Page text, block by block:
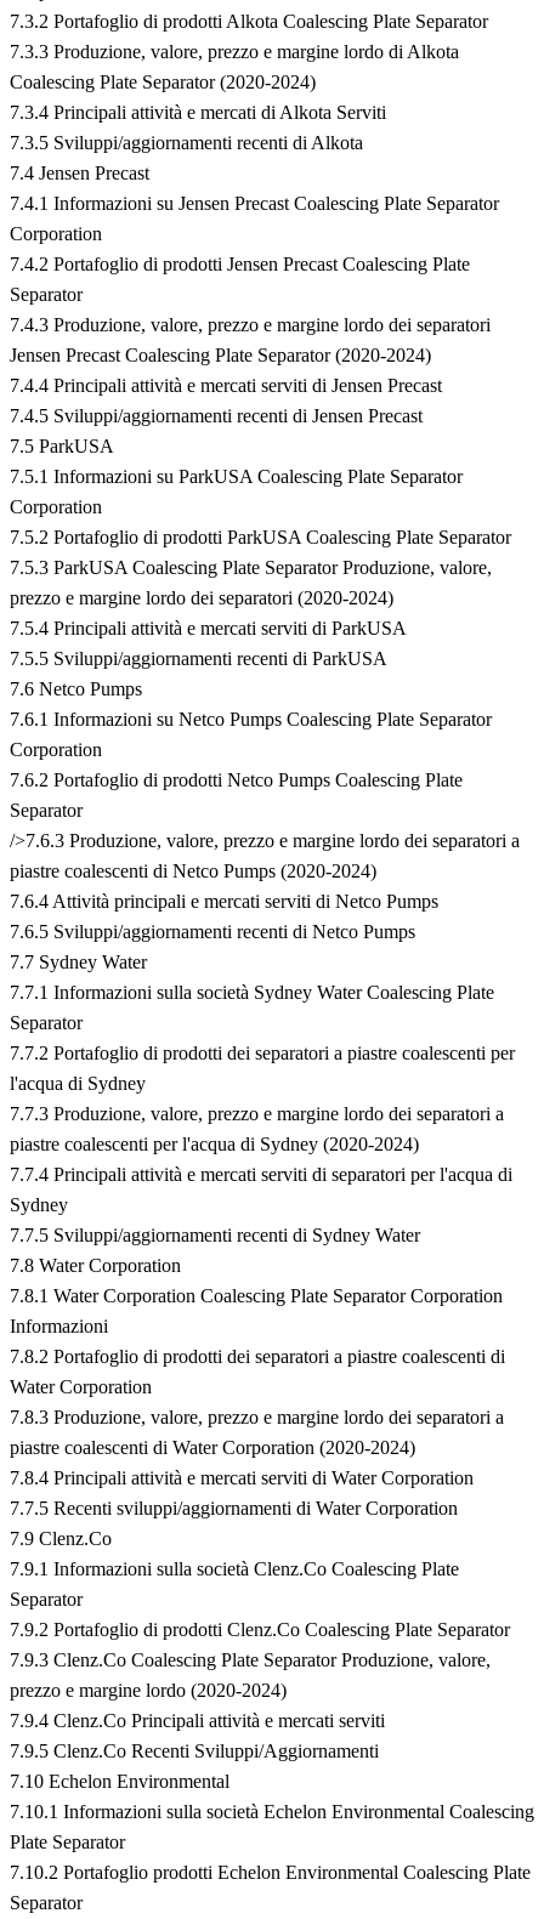
7.3.2 Portafoglio di prodotti Alkota Coalescing Plate Separator
7.3.3 Produzione, valore, prezzo e margine lordo di Alkota
Coalescing Plate Separator (2020-2024)
7.3.4 Principali attività e mercati di Alkota Serviti
7.3.5 Sviluppi/aggiornamenti recenti di Alkota
7.4 Jensen Precast
7.4.1 Informazioni su Jensen Precast Coalescing Plate Separator
Corporation
7.4.2 Portafoglio di prodotti Jensen Precast Coalescing Plate
Separator
7.4.3 Produzione, valore, prezzo e margine lordo dei separatori
Jensen Precast Coalescing Plate Separator (2020-2024)
7.4.4 Principali attività e mercati serviti di Jensen Precast
7.4.5 Sviluppi/aggiornamenti recenti di Jensen Precast
7.5 ParkUSA
7.5.1 Informazioni su ParkUSA Coalescing Plate Separator
Corporation
7.5.2 Portafoglio di prodotti ParkUSA Coalescing Plate Separator
7.5.3 ParkUSA Coalescing Plate Separator Produzione, valore,
prezzo e margine lordo dei separatori (2020-2024)
7.5.4 Principali attività e mercati serviti di ParkUSA
7.5.5 Sviluppi/aggiornamenti recenti di ParkUSA
7.6 Netco Pumps
7.6.1 Informazioni su Netco Pumps Coalescing Plate Separator
Corporation
7.6.2 Portafoglio di prodotti Netco Pumps Coalescing Plate
Separator
/>7.6.3 Produzione, valore, prezzo e margine lordo dei separatori a
piastre coalescenti di Netco Pumps (2020-2024)
7.6.4 Attività principali e mercati serviti di Netco Pumps
7.6.5 Sviluppi/aggiornamenti recenti di Netco Pumps
7.7 Sydney Water
7.7.1 Informazioni sulla società Sydney Water Coalescing Plate
Separator
7.7.2 Portafoglio di prodotti dei separatori a piastre coalescenti per
l'acqua di Sydney
7.7.3 Produzione, valore, prezzo e margine lordo dei separatori a
piastre coalescenti per l'acqua di Sydney (2020-2024)
7.7.4 Principali attività e mercati serviti di separatori per l'acqua di
Sydney
7.7.5 Sviluppi/aggiornamenti recenti di Sydney Water
7.8 Water Corporation
7.8.1 Water Corporation Coalescing Plate Separator Corporation
Informazioni
7.8.2 Portafoglio di prodotti dei separatori a piastre coalescenti di
Water Corporation
7.8.3 Produzione, valore, prezzo e margine lordo dei separatori a
piastre coalescenti di Water Corporation (2020-2024)
7.8.4 Principali attività e mercati serviti di Water Corporation
7.7.5 Recenti sviluppi/aggiornamenti di Water Corporation
7.9 Clenz.Co
7.9.1 Informazioni sulla società Clenz.Co Coalescing Plate
Separator
7.9.2 Portafoglio di prodotti Clenz.Co Coalescing Plate Separator
7.9.3 Clenz.Co Coalescing Plate Separator Produzione, valore,
prezzo e margine lordo (2020-2024)
7.9.4 Clenz.Co Principali attività e mercati serviti
7.9.5 Clenz.Co Recenti Sviluppi/Aggiornamenti
7.10 Echelon Environmental
7.10.1 Informazioni sulla società Echelon Environmental Coalescing
Plate Separator
7.10.2 Portafoglio prodotti Echelon Environmental Coalescing Plate
Separator